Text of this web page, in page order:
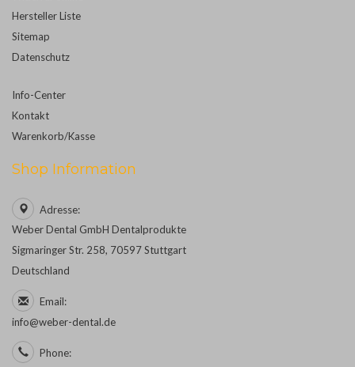
Hersteller Liste
Sitemap
Datenschutz
Info-Center
Kontakt
Warenkorb/Kasse
Shop Information
Adresse:
Weber Dental GmbH Dentalprodukte
Sigmaringer Str. 258, 70597 Stuttgart
Deutschland
Email:
info@weber-dental.de
Phone: